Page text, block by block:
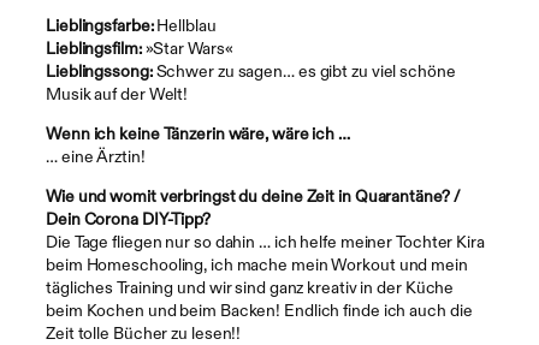
Lieblingsfarbe:Hellblau
Lieblingsfilm:»Star Wars«
Lieblingssong:Schwer zu sagen… es gibt zu viel schöne
Musik auf der Welt!
Wenn ich keine Tänzerin wäre, wäre ich …
… eine Ärztin!
Wie und womit verbringst du deine Zeit in Quarantäne? /
Dein Corona DIY-Tipp?
Die Tage fliegen nur so dahin … ich helfe meiner Tochter Kira
beim Homeschooling, ich mache mein Workout und mein
tägliches Training und wir sind ganz kreativ in der Küche
beim Kochen und beim Backen! Endlich finde ich auch die
Zeit tolle Bücher zu lesen!!